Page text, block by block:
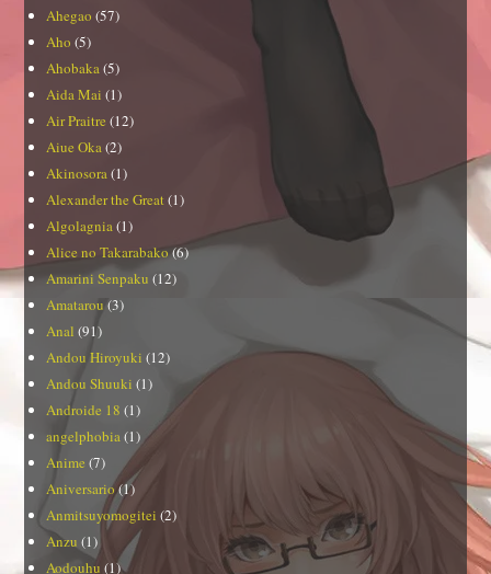
Ahegao (57)
Aho (5)
Ahobaka(5)
Aida Mai (1)
Air Praitre (12)
Aiue Oka(2)
Akinosora(1)
Alexander the Great(1)
Algolagnia(1)
Alice no Takarabako(6)
Amarini Senpaku (12)
Amatarou (3)
Anal (91)
Andou Hiroyuki (12)
Andou Shuuki (1)
Androide 18 (1)
angelphobia(1)
Anime (7)
Aniversario(1)
Anmitsuyomogitei (2)
Anzu (1)
Aodouhu (1)